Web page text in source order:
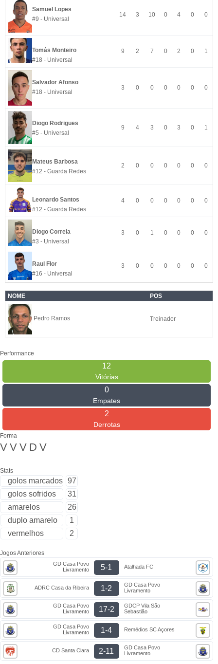
Samuel Lopes
#9 - Universal
14 3 10 0 4 0 0
Tomás Monteiro
#18 - Universal
9 2 7 0 2 0 1
Salvador Afonso
#18 - Universal
3 0 0 0 0 0 0
Diogo Rodrigues
#5 - Universal
9 4 3 0 3 0 1
Mateus Barbosa
#12 - Guarda Redes
2 0 0 0 0 0 0
Leonardo Santos
#12 - Guarda Redes
4 0 0 0 0 0 0
Diogo Correia
#3 - Universal
3 0 1 0 0 0 0
Raul Flor
#16 - Universal
3 0 0 0 0 0 0
NOME POS
Pedro Ramos Treinador
Performance
12
Vitórias
0
Empates
2
Derrotas
Forma
V V V D V
Stats
golos marcados 97
golos sofridos
31
amarelos
26
duplo amarelo
1
vermelhos
2
Jogos Anteriores
GD Casa Povo
Livramento
5-1 Atalhada FC
ADRC Casa da Ribeira 1-2
GD Casa Povo
Livramento
GD Casa Povo
Livramento
17-2
GDCP Vila São
Sebastião
GD Casa Povo
Livramento
1-4 Remédios SC Açores
CD Santa Clara 2-11
GD Casa Povo
Livramento